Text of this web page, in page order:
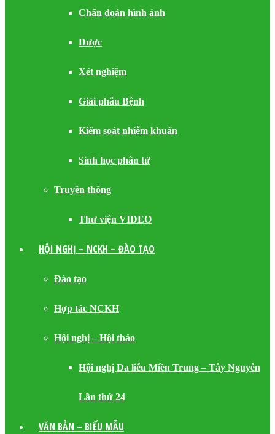
Chẩn đoán hình ảnh
Dược
Xét nghiệm
Giải phẫu Bệnh
Kiểm soát nhiễm khuẩn
Sinh học phân tử
Truyền thông
Thư viện VIDEO
HỘI NGHỊ – NCKH – ĐÀO TẠO
Đào tạo
Hợp tác NCKH
Hội nghị – Hội thảo
Hội nghị Da liễu Miền Trung – Tây Nguyên
Lần thứ 24
VĂN BẢN – BIỂU MẪU